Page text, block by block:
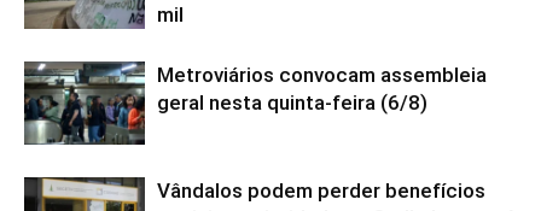
mil
Metroviários convocam assembleia
geral nesta quinta-feira (6/8)
Vândalos podem perder benefícios